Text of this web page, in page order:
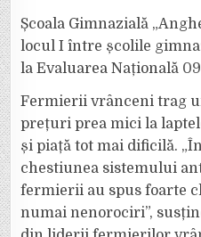
Școala Gimnazială
locul I între școlile
la Evaluarea Națională
Fermierii vrânceni trag
prețuri prea mici la
și piață tot mai dificilă.
chestiunea sistemului
fermierii au spus foarte
numai nenorociri”,